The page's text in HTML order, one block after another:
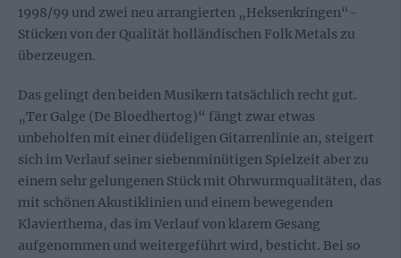
1998/99 und zwei neu arrangierten „Heksenkringen“-
Stücken von der Qualität holländischen Folk Metals zu
überzeugen.
Das gelingt den beiden Musikern tatsächlich recht gut.
„Ter Galge (De Bloedhertog)“ fängt zwar etwas
unbeholfen mit einer düdeligen Gitarrenlinie an, steigert
sich im Verlauf seiner siebenminütigen Spielzeit aber zu
einem sehr gelungenen Stück mit Ohrwurmqualitäten, das
mit schönen Akustiklinien und einem bewegenden
Klavierthema, das im Verlauf von klarem Gesang
aufgenommen und weitergeführt wird, besticht. Bei so